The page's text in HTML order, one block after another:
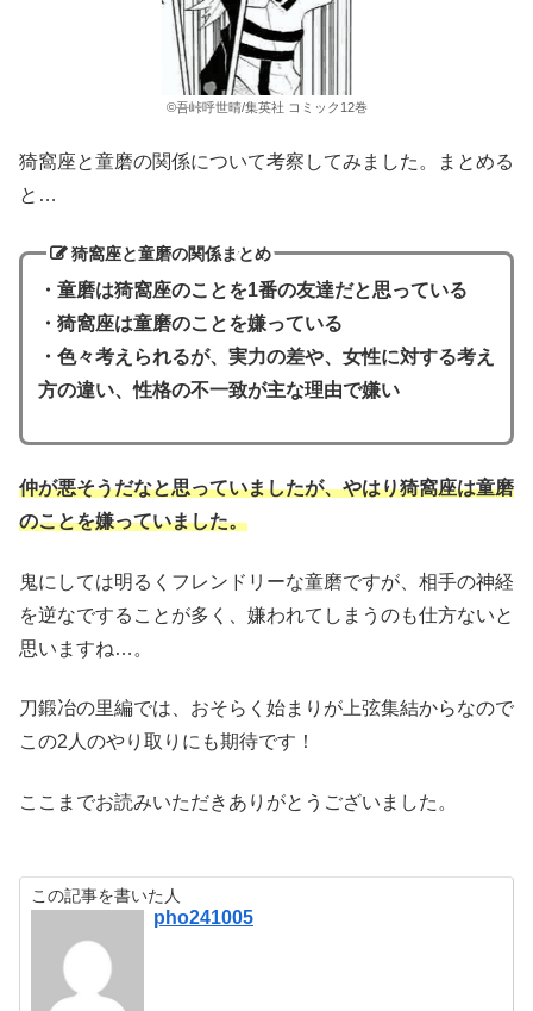
©吾峠呼世晴/集英社 コミック12巻
猗窩座と童磨の関係について考察してみました。まとめる
と…
猗窩座と童磨の関係まとめ
・童磨は猗窩座のことを1番の友達だと思っている
・猗窩座は童磨のことを嫌っている
・色々考えられるが、実力の差や、女性に対する考え
方の違い、性格の不一致が主な理由で嫌い
仲が悪そうだなと思っていましたが、やはり猗窩座は童磨
のことを嫌っていました。
鬼にしては明るくフレンドリーな童磨ですが、相手の神経
を逆なですることが多く、嫌われてしまうのも仕方ないと
思いますね…。
刀鍛冶の里編では、おそらく始まりが上弦集結からなので
この2人のやり取りにも期待です！
ここまでお読みいただきありがとうございました。
この記事を書いた人
pho241005